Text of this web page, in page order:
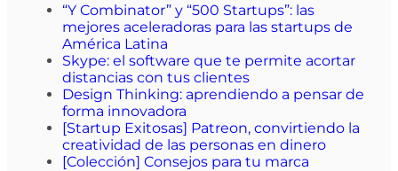
“Y Combinator” y “500 Startups”: las
mejores aceleradoras para las startups de
América Latina
Skype: el software que te permite acortar
distancias con tus clientes
Design Thinking: aprendiendo a pensar de
forma innovadora
[Startup Exitosas] Patreon, convirtiendo la
creatividad de las personas en dinero
[Colección] Consejos para tu marca